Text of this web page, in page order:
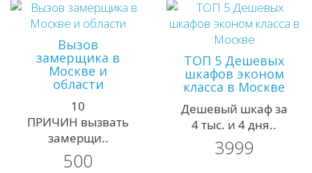
Вызов
замерщика в
Москве и
области
10
ПРИЧИН вызвать
замерщи..
500
ТОП 5 Дешевых
шкафов эконом
класса в Москве
Дешевый шкаф за
4 тыс. и 4 дня..
3999